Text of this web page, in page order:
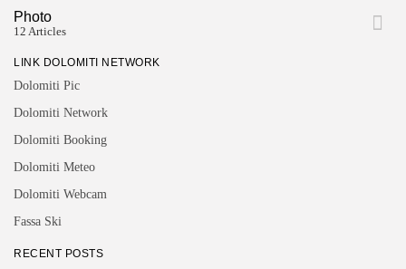
Photo
12 Articles
LINK DOLOMITI NETWORK
Dolomiti Pic
Dolomiti Network
Dolomiti Booking
Dolomiti Meteo
Dolomiti Webcam
Fassa Ski
RECENT POSTS